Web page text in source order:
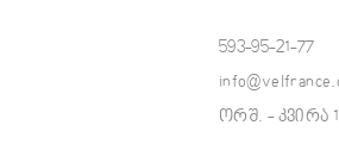
593-95-21-77
ორშ. - კვირა